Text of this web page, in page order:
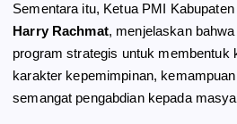
Sementara itu, Ketua PMI
Harry Rachmat, menjelaskan
program strategis untuk membentuk
karakter kepemimpinan,
semangat pengabdian kepada